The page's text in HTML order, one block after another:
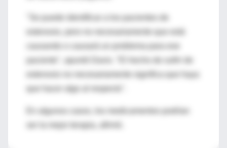
paciente", apuntó Davis. "El hecho de sufrir de
estenosis no necesariamente significa que haya
que hacer algo al respecto".
En algunos casos, los medicamentos podrían
ser la mejor terapia, afirmó.